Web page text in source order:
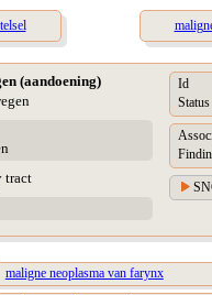
(aandoening)
tract
Id
Status
maligne neoplasma van farynx